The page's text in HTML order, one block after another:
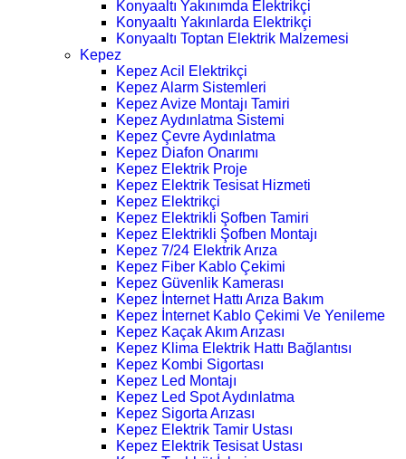
Konyaaltı Yakınımda Elektrikçi
Konyaaltı Yakınlarda Elektrikçi
Konyaaltı Toptan Elektrik Malzemesi
Kepez
Kepez Acil Elektrikçi
Kepez Alarm Sistemleri
Kepez Avize Montajı Tamiri
Kepez Aydınlatma Sistemi
Kepez Çevre Aydınlatma
Kepez Diafon Onarımı
Kepez Elektrik Proje
Kepez Elektrik Tesisat Hizmeti
Kepez Elektrikçi
Kepez Elektrikli Şofben Tamiri
Kepez Elektrikli Şofben Montajı
Kepez 7/24 Elektrik Arıza
Kepez Fiber Kablo Çekimi
Kepez Güvenlik Kamerası
Kepez İnternet Hattı Arıza Bakım
Kepez İnternet Kablo Çekimi Ve Yenileme
Kepez Kaçak Akım Arızası
Kepez Klima Elektrik Hattı Bağlantısı
Kepez Kombi Sigortası
Kepez Led Montajı
Kepez Led Spot Aydınlatma
Kepez Sigorta Arızası
Kepez Elektrik Tamir Ustası
Kepez Elektrik Tesisat Ustası